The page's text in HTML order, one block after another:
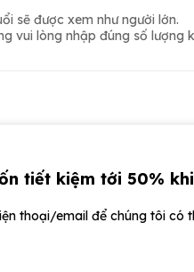
sẽ được xem như người lớn.
vui lòng nhập đúng số lượng
tiết kiệm tới 50%
thoại/email để chúng tôi có